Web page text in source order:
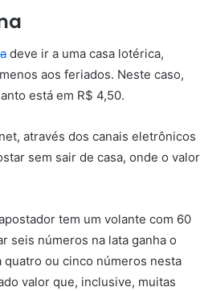
deve ir a uma casa lotérica,
aos feriados. Neste caso,
está em R$ 4,50.
através dos canais eletrônicos
sem sair de casa, onde o valor
tem um volante com 60
seis números na lata ganha o
ou cinco números nesta
valor que, inclusive, muitas